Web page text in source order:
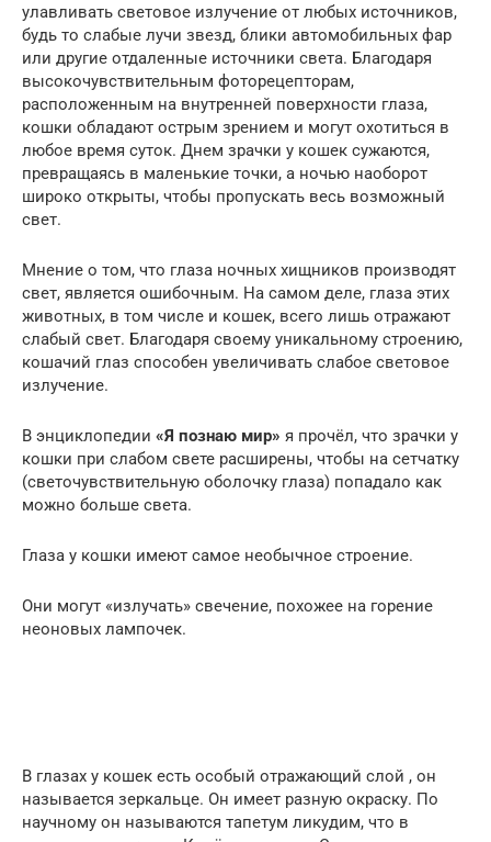
улавливать световое излучение от любых источников,
будь то слабые лучи звезд, блики автомобильных фар
или другие отдаленные источники света. Благодаря
высокочувствительным фоторецепторам,
расположенным на внутренней поверхности глаза,
кошки обладают острым зрением и могут охотиться в
любое время суток. Днем зрачки у кошек сужаются,
превращаясь в маленькие точки, а ночью наоборот
широко открыты, чтобы пропускать весь возможный
свет.
Мнение о том, что глаза ночных хищников производят
свет, является ошибочным. На самом деле, глаза этих
животных, в том числе и кошек, всего лишь отражают
слабый свет. Благодаря своему уникальному строению,
кошачий глаз способен увеличивать слабое световое
излучение.
В энциклопедии «Я познаю мир» я прочёл, что зрачки у
кошки при слабом свете расширены, чтобы на сетчатку
(светочувствительную оболочку глаза) попадало как
можно больше света.
Глаза у кошки имеют самое необычное строение.
Они могут «излучать» свечение, похожее на горение
неоновых лампочек.
В глазах у кошек есть особый отражающий слой , он
называется зеркальце. Он имеет разную окраску. По
научному он называются тапетум ликудим, что в